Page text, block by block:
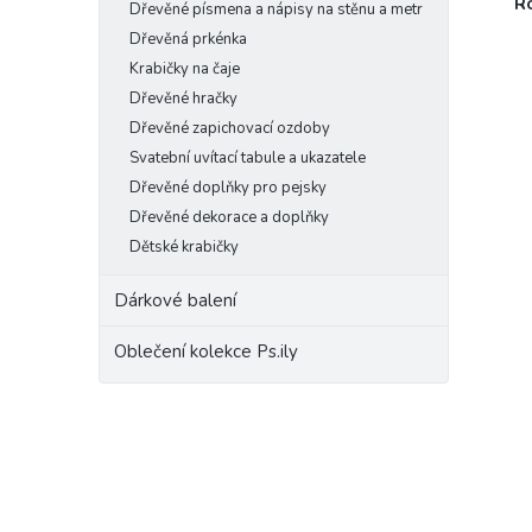
Dřevěné písmena a nápisy na stěnu a metr
Dřevěná prkénka
Krabičky na čaje
Dřevěné hračky
Dřevěné zapichovací ozdoby
Svatební uvítací tabule a ukazatele
Dřevěné doplňky pro pejsky
Dřevěné dekorace a doplňky
Dětské krabičky
Dárkové balení
Oblečení kolekce Ps.ily